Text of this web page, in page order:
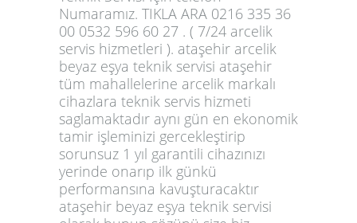
Numaramız. TIKLA ARA 0216 335 36
00 0532 596 60 27 . ( 7/24 arcelik
servis hizmetleri ). ataşehir arcelik
beyaz eşya teknik servisi ataşehir
tüm mahallelerine arcelik markalı
cihazlara teknik servis hizmeti
saglamaktadır aynı gün en ekonomik
tamir işleminizi gercekleştirip
sorunsuz 1 yıl garantili cihazınızı
yerinde onarıp ilk günkü
performansına kavuşturacaktır
ataşehir beyaz eşya teknik servisi